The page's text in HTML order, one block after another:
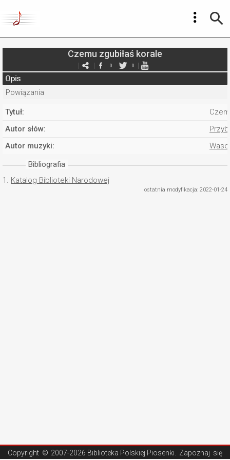
Czemu zgubiłaś korale
0 0
Opis
Powiązania
Tytuł:
Autor słów:
Autor muzyki:
Bibliografia
1. Katalog Biblioteki Narodowej
ostatnia modyfikacja: 2022-01-24
Copyright © 2007-2026 Biblioteka Polskiej Piosenki . Zapoznaj się